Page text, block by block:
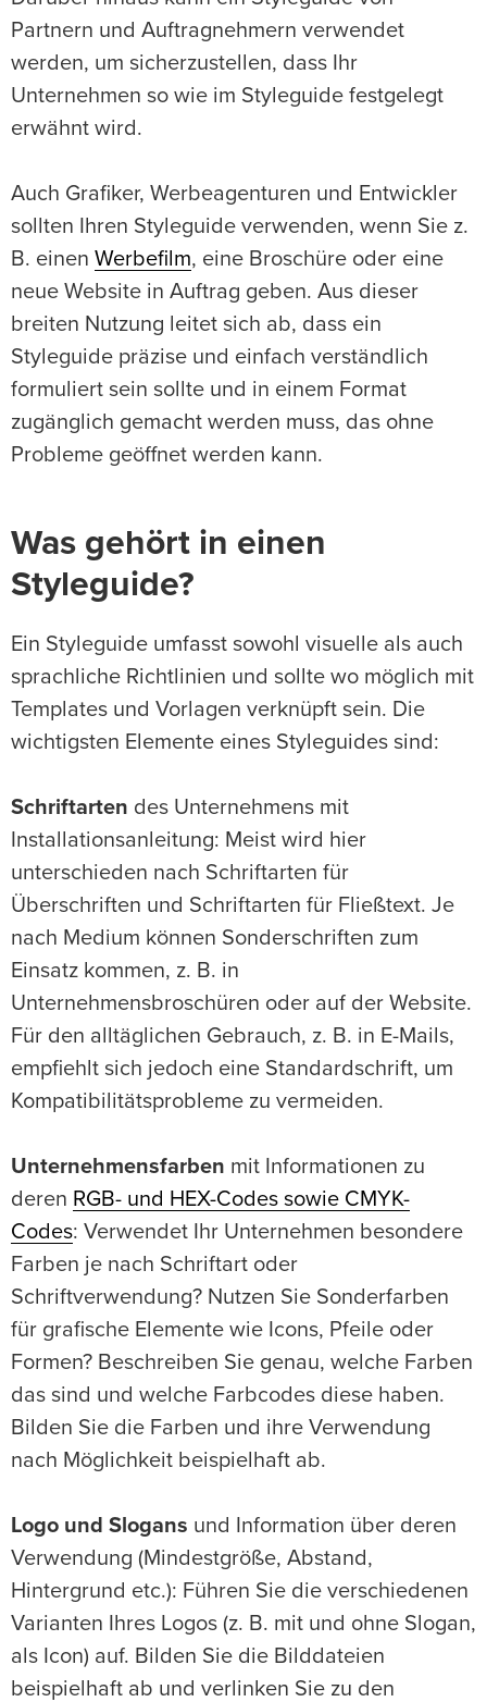
Partnern und Auftragnehmern verwendet
werden, um sicherzustellen, dass Ihr
Unternehmen so wie im Styleguide festgelegt
erwähnt wird.
Auch Grafiker, Werbeagenturen und Entwickler
sollten Ihren Styleguide verwenden, wenn Sie z.
B. einen Werbefilm, eine Broschüre oder eine
neue Website in Auftrag geben. Aus dieser
breiten Nutzung leitet sich ab, dass ein
Styleguide präzise und einfach verständlich
formuliert sein sollte und in einem Format
zugänglich gemacht werden muss, das ohne
Probleme geöffnet werden kann.
Was gehört in einen
Styleguide?
Ein Styleguide umfasst sowohl visuelle als auch
sprachliche Richtlinien und sollte wo möglich mit
Templates und Vorlagen verknüpft sein. Die
wichtigsten Elemente eines Styleguides sind:
Schriftarten des Unternehmens mit
Installationsanleitung: Meist wird hier
unterschieden nach Schriftarten für
Überschriften und Schriftarten für Fließtext. Je
nach Medium können Sonderschriften zum
Einsatz kommen, z. B. in
Unternehmensbroschüren oder auf der Website.
Für den alltäglichen Gebrauch, z. B. in E-Mails,
empfiehlt sich jedoch eine Standardschrift, um
Kompatibilitätsprobleme zu vermeiden.
Unternehmensfarben mit Informationen zu
deren RGB- und HEX-Codes sowie CMYK-
Codes: Verwendet Ihr Unternehmen besondere
Farben je nach Schriftart oder
Schriftverwendung? Nutzen Sie Sonderfarben
für grafische Elemente wie Icons, Pfeile oder
Formen? Beschreiben Sie genau, welche Farben
das sind und welche Farbcodes diese haben.
Bilden Sie die Farben und ihre Verwendung
nach Möglichkeit beispielhaft ab.
Logo und Slogans und Information über deren
Verwendung (Mindestgröße, Abstand,
Hintergrund etc.): Führen Sie die verschiedenen
Varianten Ihres Logos (z. B. mit und ohne Slogan,
als Icon) auf. Bilden Sie die Bilddateien
beispielhaft ab und verlinken Sie zu den